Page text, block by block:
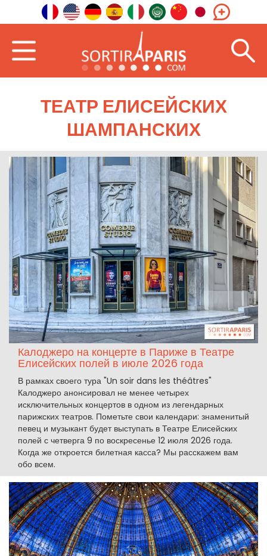
ТЕАТР ЕЛИСЕЙСКИХ
ШАМПАНСКИХ
Калоджеро на концерте в Париже в Театре
Елисейских полей в июле 2026 года
В рамках своего тура "Un soir dans les théâtres"
Калоджеро анонсировал не менее четырех
исключительных концертов в одном из легендарных
парижских театров. Пометьте свои календари: знаменитый
певец и музыкант будет выступать в Театре Елисейских
полей с четверга 9 по воскресенье 12 июля 2026 года.
Когда же откроется билетная касса? Мы расскажем вам
обо всем.